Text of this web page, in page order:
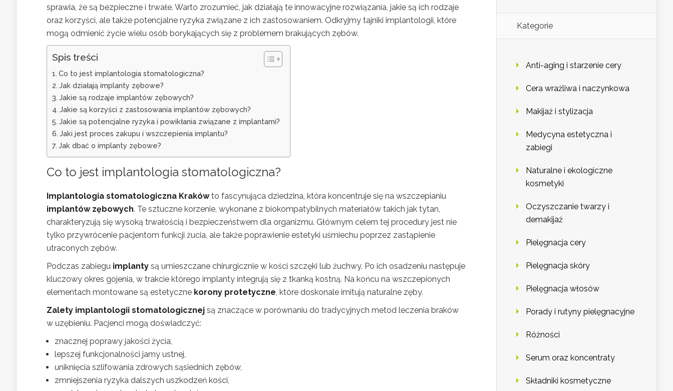
sprawia, że są bezpieczne i trwałe. Warto zrozumieć, jak działają te innowacyjne rozwiązania, jakie są ich rodzaje
oraz korzyści, ale także potencjalne ryzyka związane z ich zastosowaniem. Odkryjmy tajniki implantologii, które
mogą odmienić życie wielu osób borykających się z problemem brakujących zębów.
Spis treści
Co to jest implantologia stomatologiczna?
Jak działają implanty zębowe?
Jakie są rodzaje implantów zębowych?
Jakie są korzyści z zastosowania implantów zębowych?
Jakie są potencjalne ryzyka i powikłania związane z implantami?
Jaki jest proces zakupu i wszczepienia implantu?
Jak dbać o implanty zębowe?
Co to jest implantologia stomatologiczna?
Implantologia stomatologiczna Krakówto fascynująca dziedzina, która koncentruje się na wszczepianiu
implantów zębowych. Te sztuczne korzenie, wykonane z biokompatybilnych materiałów takich jak tytan,
charakteryzują się wysoką trwałością i bezpieczeństwem dla organizmu. Głównym celem tej procedury jest nie
tylko przywrócenie pacjentom funkcji żucia, ale także poprawienie estetyki uśmiechu poprzez zastąpienie
utraconych zębów.
Podczas zabiegu implanty są umieszczane chirurgicznie w kości szczęki lub żuchwy. Po ich osadzeniu następuje
kluczowy okres gojenia, w trakcie którego implanty integrują się z tkanką kostną. Na końcu na wszczepionych
elementach montowane są estetyczne korony protetyczne, które doskonale imitują naturalne zęby.
Zalety implantologii stomatologicznej są znaczące w porównaniu do tradycyjnych metod leczenia braków
w uzębieniu. Pacjenci mogą doświadczyć:
znacznej poprawy jakości życia,
lepszej funkcjonalności jamy ustnej,
uniknięcia szlifowania zdrowych sąsiednich zębów,
zmniejszenia ryzyka dalszych uszkodzeń kości,
Kategorie
Anti-aging i starzenie cery
Cera wrażliwa i naczynkowa
Makijaż i stylizacja
Medycyna estetyczna i
zabiegi
Naturalne i ekologiczne
kosmetyki
Oczyszczanie twarzy i
demakijaż
Pielęgnacja cery
Pielęgnacja skóry
Pielęgnacja włosów
Porady i rutyny pielęgnacyjne
Różności
Serum oraz koncentraty
Składniki kosmetyczne